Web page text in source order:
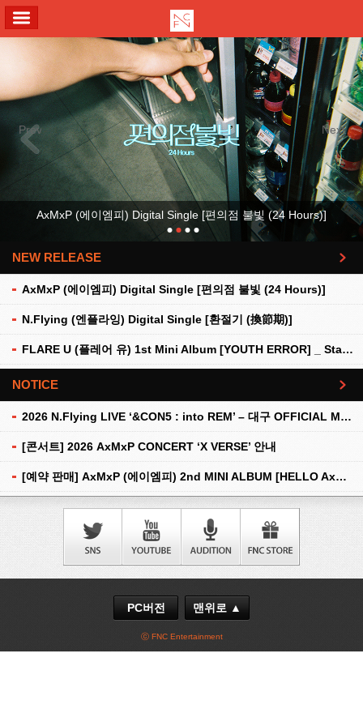
Previous Next
AxMxP (에이엠피) Digital Single [편의점 불빛 (24 Hours)]
NEW RELEASE
AxMxP (에이엠피) Digital Single [편의점 불빛 (24 Hours)]
N.Flying (엔플라잉) Digital Single [환절기 (換節期)]
FLARE U (플레어 유) 1st Mini Album [YOUTH ERROR] _ Stationery Kit Ver.
더보기
NOTICE
2026 N.Flying LIVE ‘&CON5 : into REM’ – 대구 OFFICIAL MD 현장 판매 안내
[콘서트] 2026 AxMxP CONCERT ‘X VERSE’ 안내
[예약 판매] AxMxP (에이엠피) 2nd MINI ALBUM [HELLO AxMxP] 예약 판매 안내
더보기
PC버전 맨위로 ▲
ⓒ FNC Entertainment